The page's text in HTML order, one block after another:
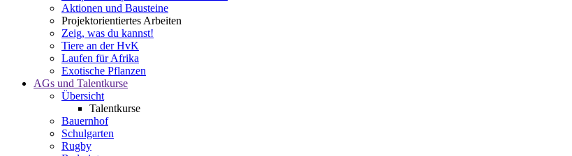
Aktionen und Bausteine
Projektorientiertes Arbeiten
Zeig, was du kannst!
Tiere an der HvK
Laufen für Afrika
Exotische Pflanzen
AGs und Talentkurse
Übersicht
Talentkurse
Bauernhof
Schulgarten
Rugby